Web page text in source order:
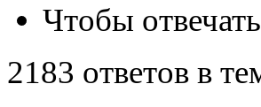
Чтобы
2183 ответов в